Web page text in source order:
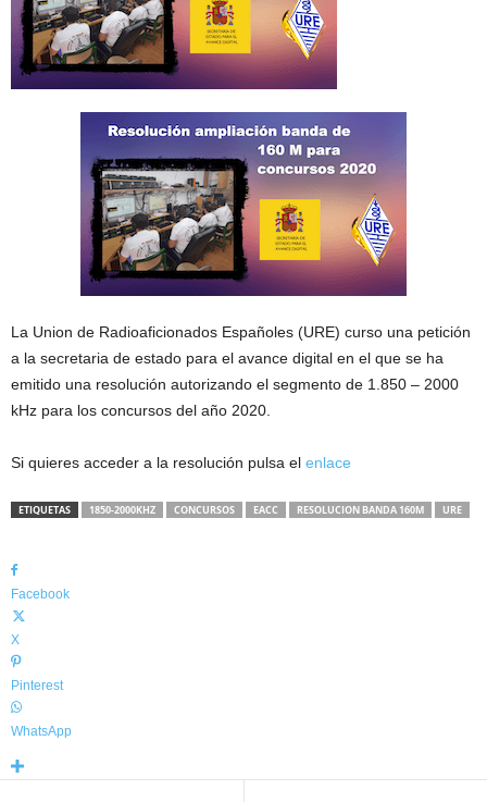
La Union de Radioaficionados Españoles (URE) curso una petición
a la secretaria de estado para el avance digital en el que se ha
emitido una resolución autorizando el segmento de 1.850 – 2000
kHz para los concursos del año 2020.
Si quieres acceder a la resolución pulsa el enlace
ETIQUETAS 1850-2000KHZ CONCURSOS EACC RESOLUCION BANDA 160M URE
Facebook
X
Pinterest
WhatsApp